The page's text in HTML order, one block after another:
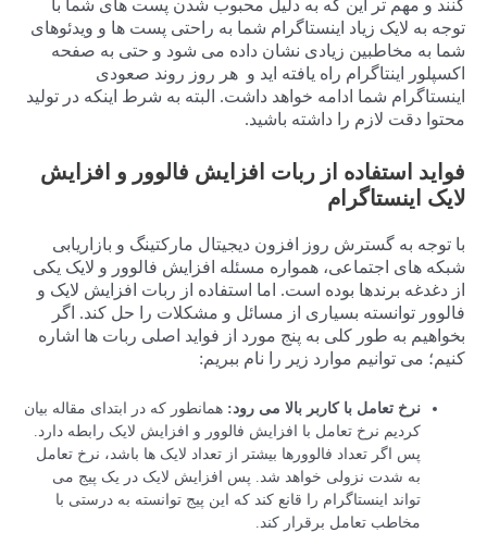
کنند و مهم تر این که به دلیل محبوب شدن پست های شما با
توجه به لایک زیاد اینستاگرام شما به راحتی پست ها و ویدئوهای
شما به مخاطبین زیادی نشان داده می شود و حتی به صفحه
اکسپلور اینتاگرام راه یافته اید و هر روز روند صعودی
اینستاگرام شما ادامه خواهد داشت. البته به شرط اینکه در تولید
محتوا دقت لازم را داشته باشید.
فواید استفاده از ربات افزایش فالوور و افزایش
لایک اینستاگرام
با توجه به گسترش روز افزون دیجیتال مارکتینگ و بازاریابی
شبکه های اجتماعی، همواره مسئله افزایش فالوور و لایک یکی
از دغدغه برندها بوده است. اما استفاده از ربات افزایش لایک و
فالوور توانسته بسیاری از مسائل و مشکلات را حل کند. اگر
بخواهیم به طور کلی به پنج مورد از فواید اصلی ربات ها اشاره
کنیم؛ می توانیم موارد زیر را نام ببریم:
نرخ تعامل با کاربر بالا می رود: همانطور که در ابتدای مقاله بیان
کردیم نرخ تعامل با افزایش فالوور و افزایش لایک رابطه دارد.
پس اگر تعداد فالوورها بیشتر از تعداد لایک ها باشد، نرخ تعامل
به شدت نزولی خواهد شد. پس افزایش لایک در یک پیج می
تواند اینستاگرام را قانع کند که این پیج توانسته به درستی با
مخاطب تعامل برقرار کند.